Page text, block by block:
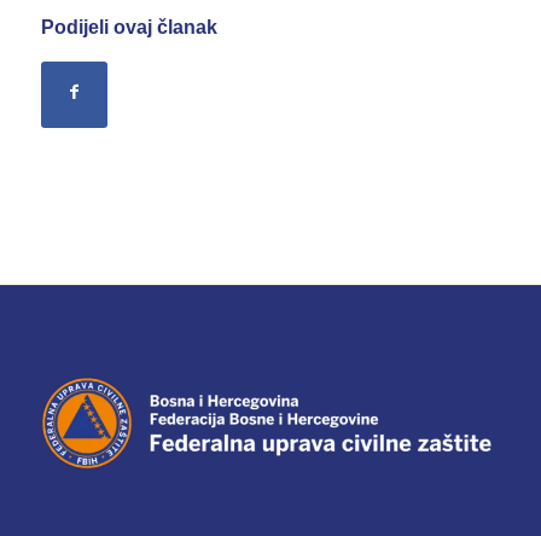
Podijeli ovaj članak